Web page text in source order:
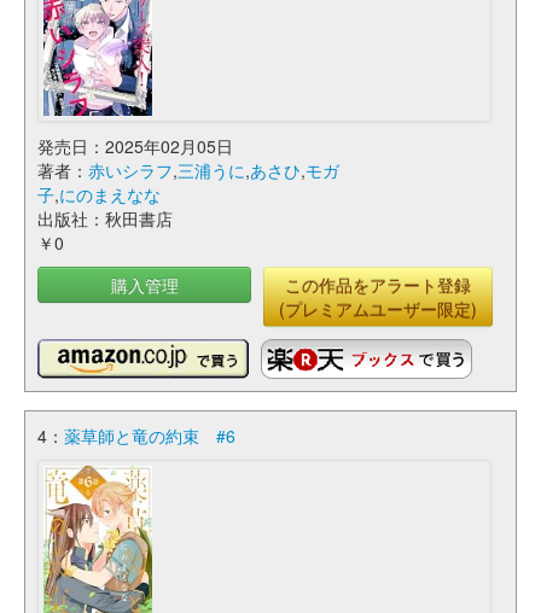
発売日：2025年02月05日
著者： 赤いシラフ,三浦うに,あさひ,モガ
子,にのまえなな
出版社：秋田書店
￥0
購入管理
この作品をアラート登録
(プレミアムユーザー限定)
4： 薬草師と竜の約束 #6